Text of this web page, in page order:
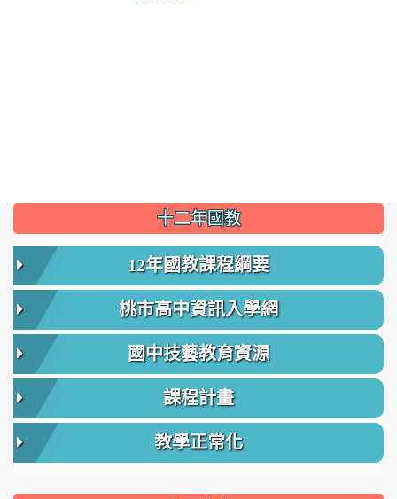
::: 十二年國教
12年國教課程綱要
桃市高中資訊入學網
國中技藝教育資源
課程計畫
教學正常化